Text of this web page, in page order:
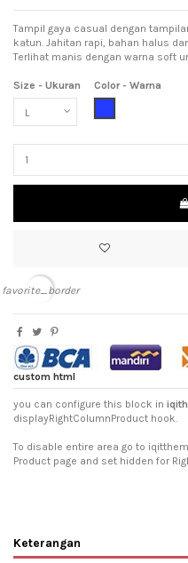
Tampil gaya casual dengan
katun. Jahitan rapi, bahan halus
Terlihat manis dengan warna soft
Size - Ukuran
Color - Warna
favorite_border
custom html
you can configure this block in
displayRightColumnProduct hook.
To disable entire area go to
Product page and set hidden for
Keterangan